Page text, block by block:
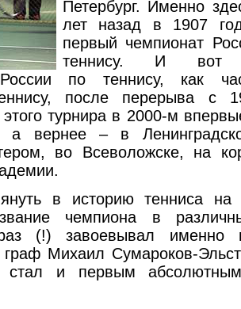
Петербург. Именно
лет назад в 1907
первый чемпионат
теннису. И вот
по теннису, как
после перерыва с
турнира в 2000-м
а вернее – в
во Всеволожске, на
в историю тенниса
чемпиона в
(!) завоевывал именно
граф Михаил Сумароков-
и первым